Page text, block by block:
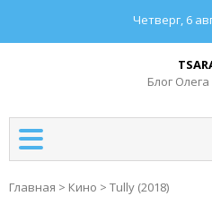
Четверг, 6
Блог
Главная > Кино > Tully (2018)